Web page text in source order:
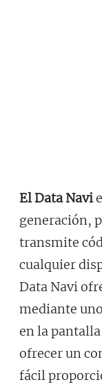
El Data Navi
generación,
transmite
cualquier
Data Navi
mediante
en la
ofrecer un
fácil